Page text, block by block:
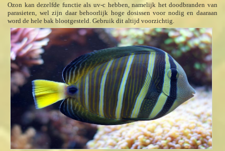
Ozon kan dezelfde functie als uv-c hebben, namelijk het doodbranden van
parasieten, wel zijn daar behoorlijk hoge dosissen voor nodig en daaraan
word de hele bak blootgesteld. Gebruik dit altijd voorzichtig.